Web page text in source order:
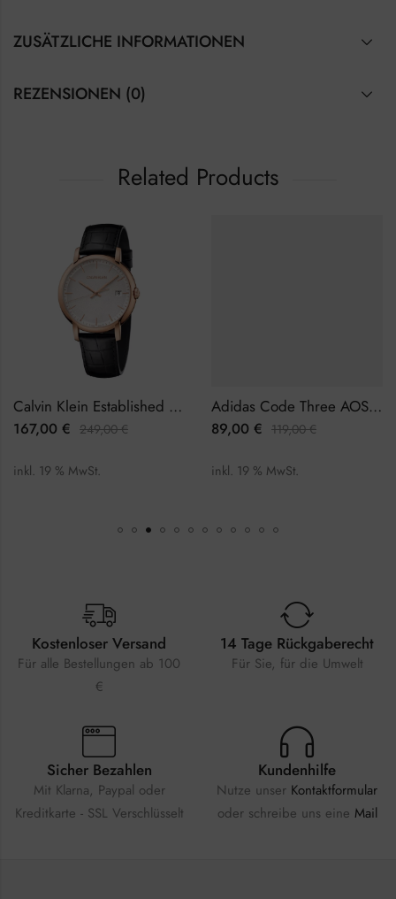
ZUSÄTZLICHE INFORMATIONEN
REZENSIONEN (0)
Related Products
Calvin Klein Established K9H216C6 Herrenuhr
167,00 € 249,00€
inkl. 19 % MwSt.
Adidas Code Three AOSY22517 Herrenuhr
89,00 € 119,00€
inkl. 19 % MwSt.
Kostenloser Versand
Für alle Bestellungen ab 100
€
14 Tage Rückgaberecht
Für Sie, für die Umwelt
Sicher Bezahlen
Mit Klarna, Paypal oder
Kreditkarte - SSL Verschlüsselt
Kundenhilfe
Nutze unser Kontaktformular
oder schreibe uns eine Mail